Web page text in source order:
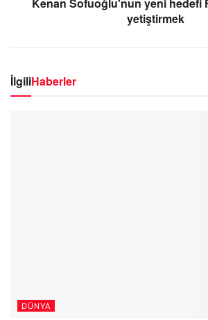
yetiştirmek
İlgiliHaberler
DÜNYA